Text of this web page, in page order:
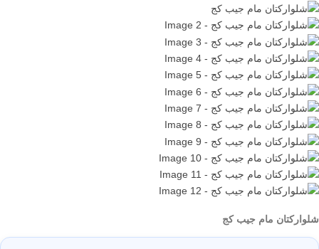
شلوارکتان مام جیب کج